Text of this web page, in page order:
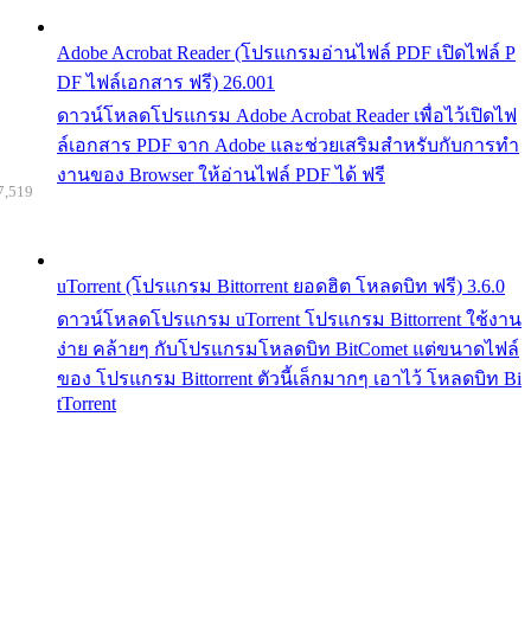
Adobe Acrobat Reader (โปรแกรมอ่านไฟล์ PDF เปิดไฟล์ P
DF ไฟล์เอกสาร ฟรี) 26.001
ดาวน์โหลดโปรแกรม Adobe Acrobat Reader เพื่อไว้เปิดไฟ
ล์เอกสาร PDF จาก Adobe และช่วยเสริมสำหรับกับการทำ
งานของ Browser ให้อ่านไฟล์ PDF ได้ ฟรี
uTorrent (โปรแกรม Bittorrent ยอดฮิต โหลดบิท ฟรี) 3.6.0
ดาวน์โหลดโปรแกรม uTorrent โปรแกรม Bittorrent ใช้งาน
ง่าย คล้ายๆ กับโปรแกรมโหลดบิท BitComet แต่ขนาดไฟล์
ของ โปรแกรม Bittorrent ตัวนี้เล็กมากๆ เอาไว้ โหลดบิท Bi
tTorrent